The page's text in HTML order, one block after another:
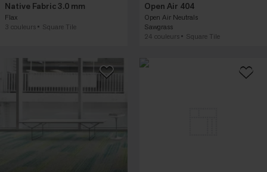
Native Fabric 3.0 mm
Flax
3 couleurs
Square Tile
Open Air 404
Open Air Neutrals
Sawgrass
24 couleurs
Square Tile